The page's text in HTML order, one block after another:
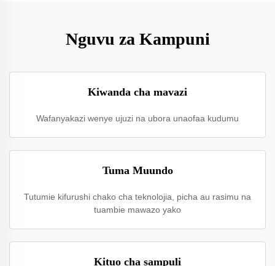
Nguvu za Kampuni
Kiwanda cha mavazi
Wafanyakazi wenye ujuzi na ubora unaofaa kudumu
Tuma Muundo
Tutumie kifurushi chako cha teknolojia, picha au rasimu na
tuambie mawazo yako
Kituo cha sampuli